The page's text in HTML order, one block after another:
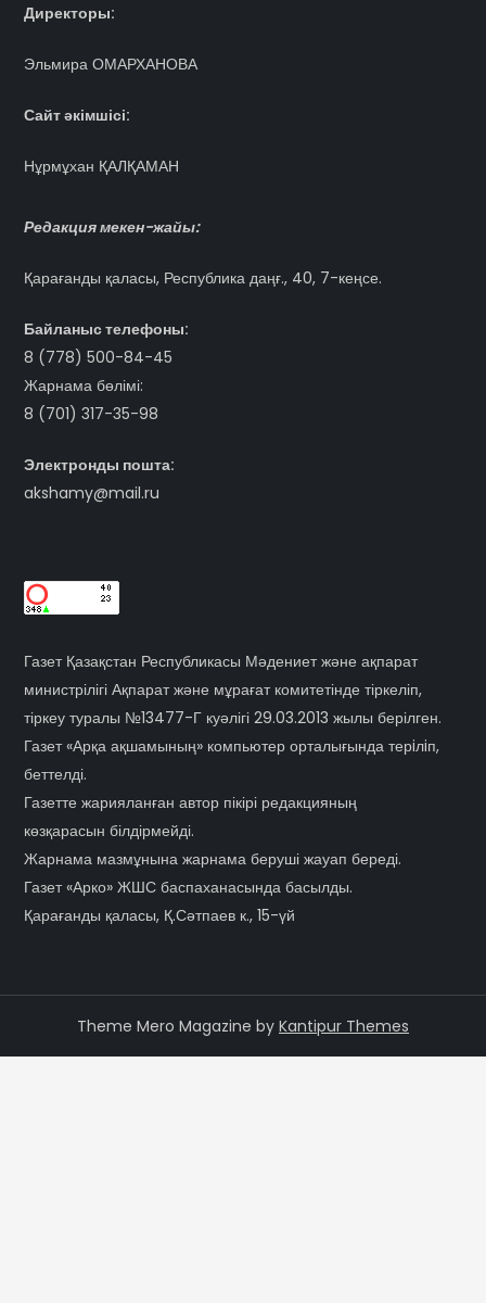
Директоры:
Эльмира ОМАРХАНОВА
Сайт әкімшісі:
Нұрмұхан ҚАЛҚАМАН
Редакция мекен-жайы:
Қарағанды қаласы, Республика даңғ., 40, 7-кеңсе.
Байланыс телефоны:
8 (778) 500-84-45
Жарнама бөлімі:
8 (701) 317-35-98
Электронды пошта:
akshamy@mail.ru
Газет Қазақстан Республикасы Мәдениет және ақпарат
министрілігі Ақпарат және мұрағат комитетінде тіркеліп,
тіркеу туралы №13477-Г куәлігі 29.03.2013 жылы берілген.
Газет «Арқа ақшамының» компьютер орталығында терiлiп,
беттелді.
Газетте жарияланған автор пікірі редакцияның
көзқарасын білдірмейді.
Жарнама мазмұнына жарнама беруші жауап береді.
Газет «Арко» ЖШС баспаханасында басылды.
Қарағанды қаласы, Қ.Сәтпаев к., 15-үй
Theme Mero Magazine by Kantipur Themes